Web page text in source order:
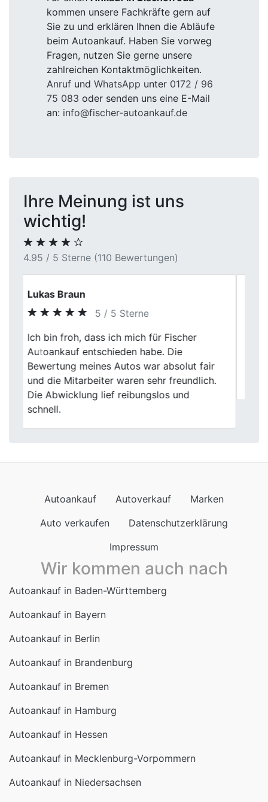
kommen unsere Fachkräfte gern auf
Sie zu und erklären Ihnen die Abläufe
beim Autoankauf. Haben Sie vorweg
Fragen, nutzen Sie gerne unsere
zahlreichen Kontaktmöglichkeiten.
Anruf und WhatsApp unter 0172 / 96
75 083 oder senden uns eine E-Mail
an: info@fischer-autoankauf.de
Ihre Meinung ist uns
wichtig!
4.95 / 5 Sterne (110 Bewertungen)
Markus Vogel
5 / 5 Sterne
Ich schätze die sachliche Beratung und die
transparente Vorgehensweise von Fischer
Autoankauf in Celle. Der Verkaufsprozess
war effizient gestaltet.
Previous
Auto verkaufen
Datenschutzerklärung
Impressum
Wir kommen auch nach
Autoankauf in Baden-Württemberg
Autoankauf in Bayern
Autoankauf in Berlin
Autoankauf in Brandenburg
Autoankauf in Bremen
Autoankauf in Hamburg
Autoankauf in Hessen
Autoankauf in Mecklenburg-Vorpommern
Autoankauf in Niedersachsen
Autoankauf in Nordrhein-Westfalen